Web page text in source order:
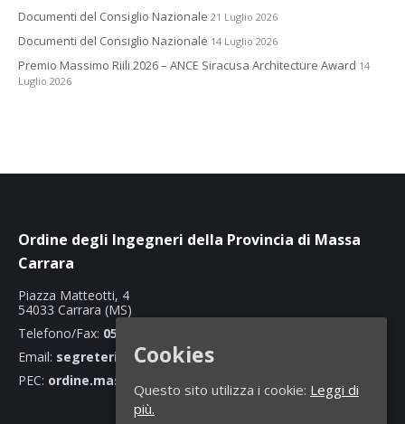
Documenti del Consiglio Nazionale 21 Luglio 2026
Documenti del Consiglio Nazionale 14 Luglio 2026
Premio Massimo Riili 2026 – ANCE Siracusa Architecture Award 14
Luglio 2026
Ordine degli Ingegneri della Provincia di Massa
Carrara
Piazza Matteotti, 4
54033 Carrara (MS)
Telefono/Fax: 0585 70466
Email: segreteria@ordineingegnerimassacarrara.it
PEC: ordine.massacarrara@ingpec.eu
Cookies
Questo sito utilizza i cookie: Leggi di
più.